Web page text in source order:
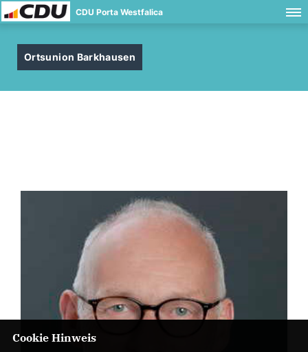
CDU Porta Westfalica
Ortsunion Barkhausen
Cookie Hinweis